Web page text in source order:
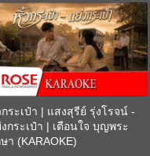
ระเป๋า | แสงสุรีย์ รุ่งโรจน์ -
กระเป๋า | เตือนใจ บุญพระ
า (KARAOKE)